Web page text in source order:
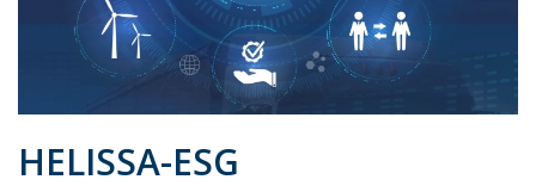
HELISSA-ESG